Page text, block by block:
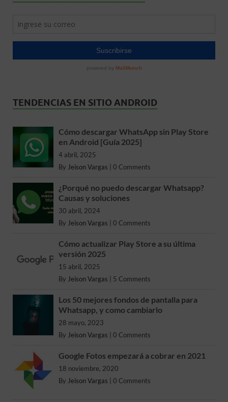
TENDENCIAS EN SITIO ANDROID
Cómo descargar WhatsApp sin Play Store
en Android [Guía 2025]
4 abril, 2025
By Jeison Vargas 0 Comments
¿Porqué no puedo descargar Whatsapp?
Causas y soluciones
30 abril, 2024
By Jeison Vargas 0 Comments
Cómo actualizar Play Store a su última
versión 2025
15 abril, 2025
By Jeison Vargas 5 Comments
Los 50 mejores fondos de pantalla para
Whatsapp, y como cambiarlo
28 mayo, 2023
By Jeison Vargas 0 Comments
Google Fotos empezará a cobrar en 2021
18 noviembre, 2020
By Jeison Vargas 0 Comments